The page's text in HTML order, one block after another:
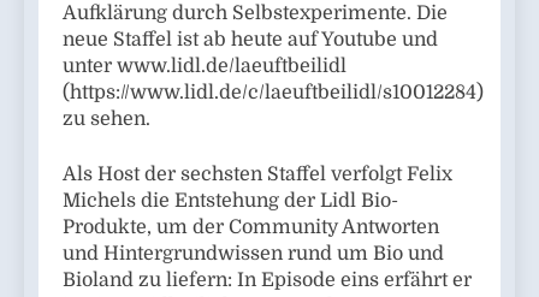
Aufklärung durch Selbstexperimente. Die
neue Staffel ist ab heute auf Youtube und
unter www.lidl.de/laeuftbeilidl
(https://www.lidl.de/c/laeuftbeilidl/s10012284)
zu sehen.
Als Host der sechsten Staffel verfolgt Felix
Michels die Entstehung der Lidl Bio-
Produkte, um der Community Antworten
und Hintergrundwissen rund um Bio und
Bioland zu liefern: In Episode eins erfährt er